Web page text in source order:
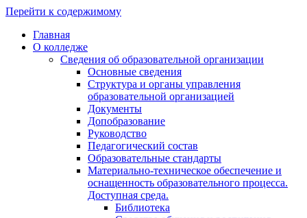
Перейти к содержимому
Главная
О колледже
Сведения об образовательной организации
Основные сведения
Структура и органы управления
образовательной организацией
Документы
Допобразование
Руководство
Педагогический состав
Образовательные стандарты
Материально-техническое обеспечение и
оснащенность образовательного процесса.
Доступная среда.
Библиотека